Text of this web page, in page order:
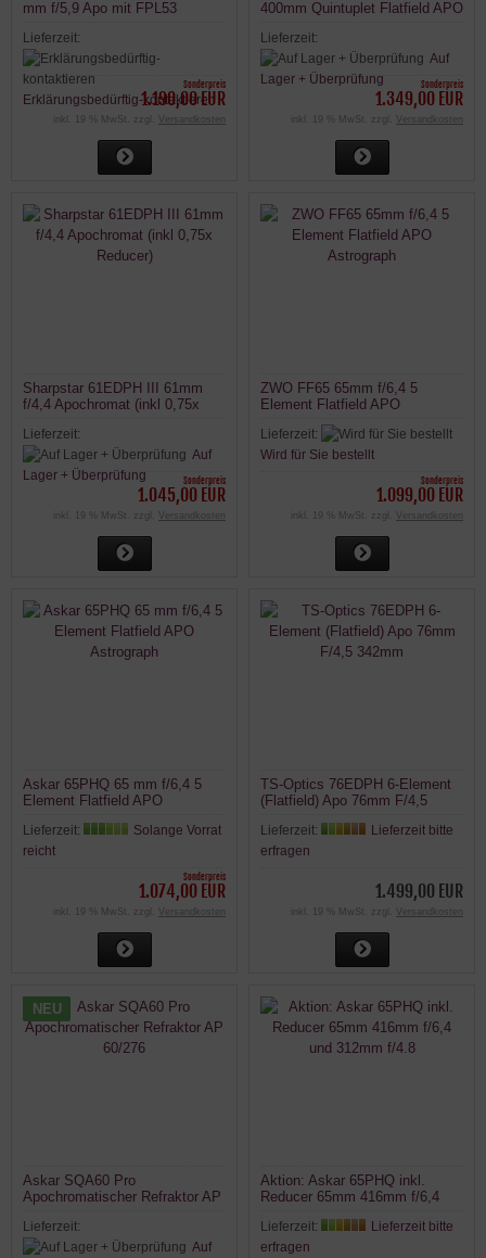
mm f/5,9 Apo mit FPL53
Lieferzeit:
Erklärungsbedürftig-kontaktieren
Sonderpreis
1.190,00 EUR
inkl. 19 % MwSt. zzgl. Versandkosten
400mm Quintuplet Flatfield APO
Lieferzeit:
Auf
Lager + Überprüfung
Sonderpreis
1.349,00 EUR
inkl. 19 % MwSt. zzgl. Versandkosten
Sharpstar 61EDPH III 61mm
f/4,4 Apochromat (inkl 0,75x
Lieferzeit:
Auf
Lager + Überprüfung
Sonderpreis
1.045,00 EUR
inkl. 19 % MwSt. zzgl. Versandkosten
ZWO FF65 65mm f/6,4 5
Element Flatfield APO
Astrograph
Lieferzeit:
Wird für Sie bestellt
Sonderpreis
1.099,00 EUR
inkl. 19 % MwSt. zzgl. Versandkosten
Askar 65PHQ 65 mm f/6,4 5
Element Flatfield APO
Lieferzeit:
Solange Vorrat
reicht
Sonderpreis
1.074,00 EUR
inkl. 19 % MwSt. zzgl. Versandkosten
TS-Optics 76EDPH 6-Element
(Flatfield) Apo 76mm F/4,5
Lieferzeit:
Lieferzeit bitte
erfragen
1.499,00 EUR
inkl. 19 % MwSt. zzgl. Versandkosten
NEU
Askar SQA60 Pro
Apochromatischer Refraktor AP
Lieferzeit:
Auf
Aktion: Askar 65PHQ inkl.
Reducer 65mm 416mm f/6,4
Lieferzeit:
Lieferzeit bitte
erfragen